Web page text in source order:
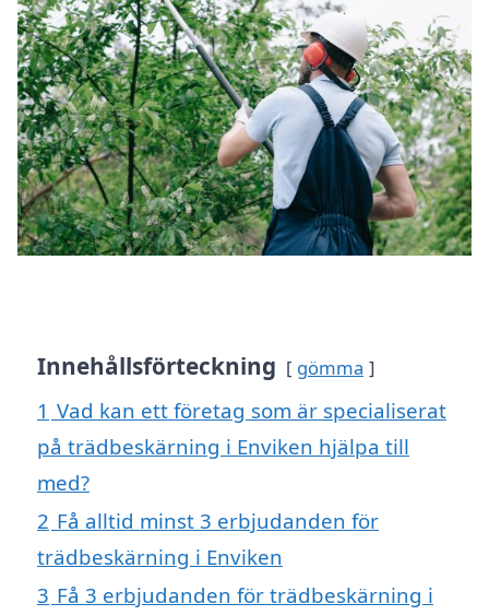
Innehållsförteckning gömma
1 Vad kan ett företag som är specialiserat
på trädbeskärning i Enviken hjälpa till
med?
2 Få alltid minst 3 erbjudanden för
trädbeskärning i Enviken
3 Få 3 erbjudanden för trädbeskärning i